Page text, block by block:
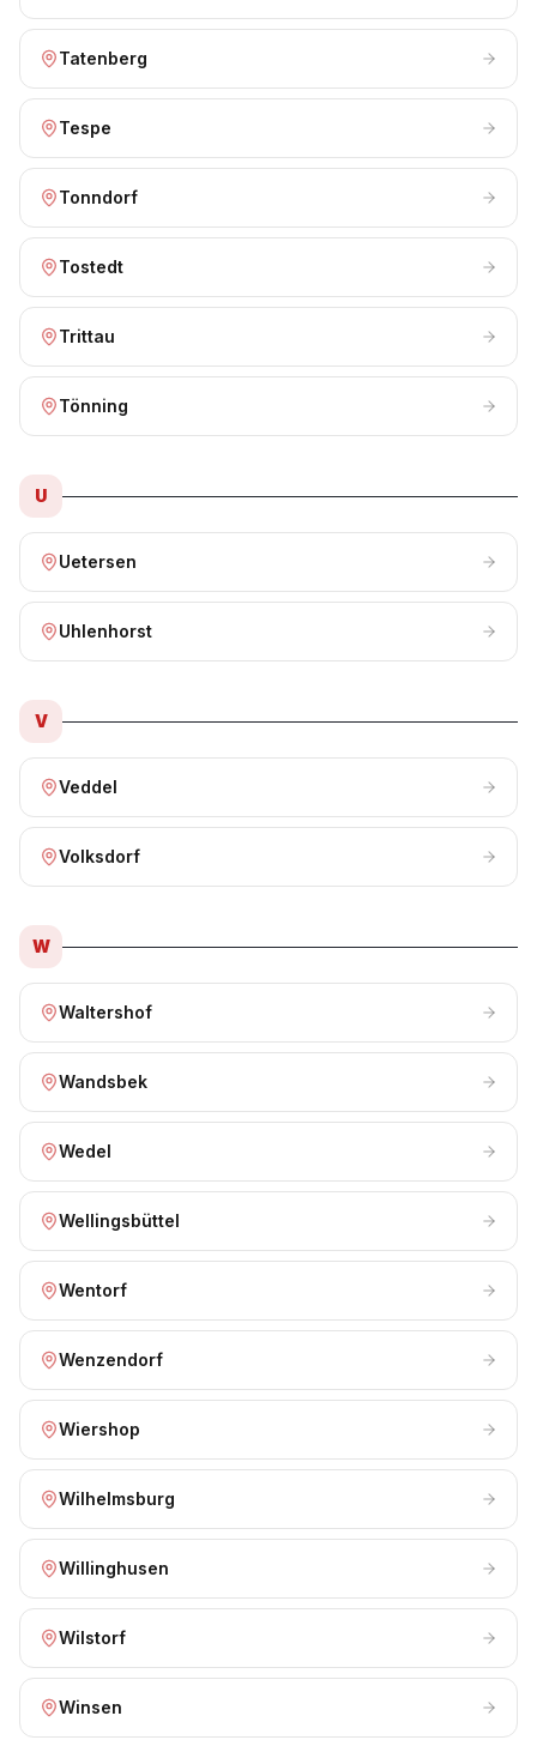
Tatenberg
Tespe
Tonndorf
Tostedt
Trittau
Tönning
U
Uetersen
Uhlenhorst
V
Veddel
Volksdorf
W
Waltershof
Wandsbek
Wedel
Wellingsbüttel
Wentorf
Wenzendorf
Wiershop
Wilhelmsburg
Willinghusen
Wilstorf
Winsen